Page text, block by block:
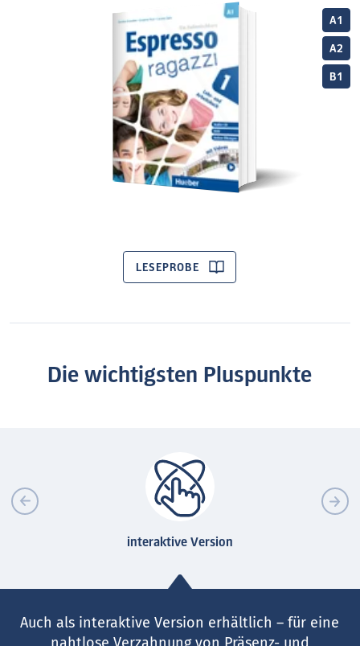
A1
A2
B1
LESEPROBE
Die wichtigsten Pluspunkte
interaktive Version
Auch als interaktive Version erhältlich – für eine